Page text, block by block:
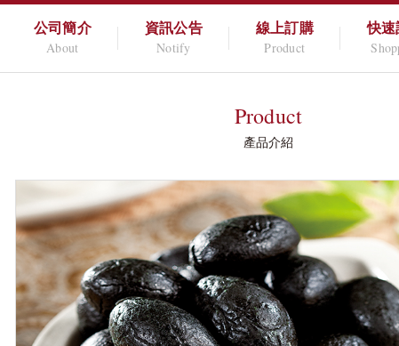
公司簡介
About
資訊公告
Notify
線上訂購
Product
快速
Product
產品介紹